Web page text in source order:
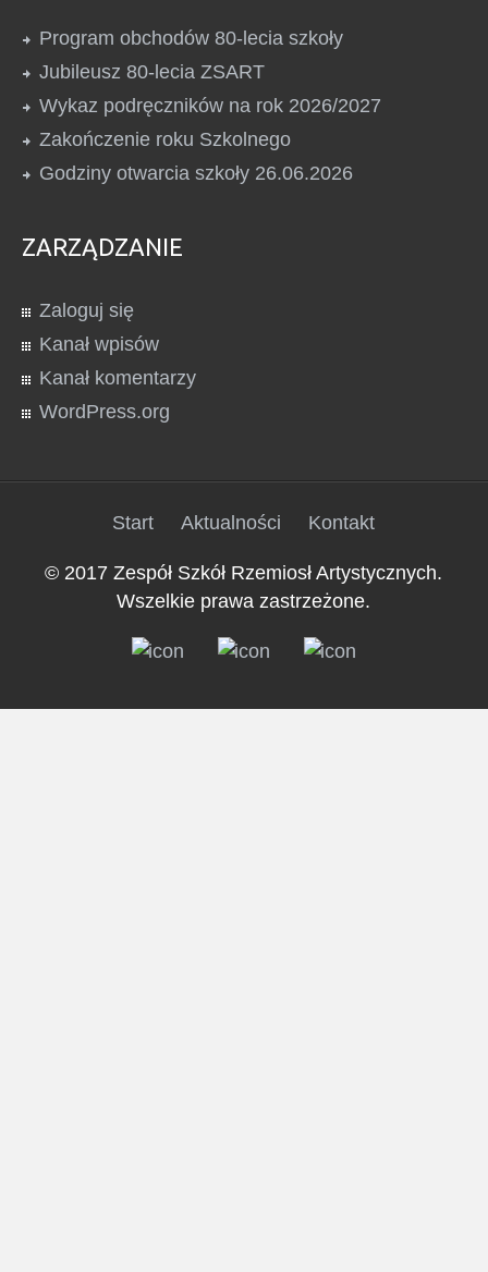
Program obchodów 80-lecia szkoły
Jubileusz 80-lecia ZSART
Wykaz podręczników na rok 2026/2027
Zakończenie roku Szkolnego
Godziny otwarcia szkoły 26.06.2026
ZARZĄDZANIE
Zaloguj się
Kanał wpisów
Kanał komentarzy
WordPress.org
Start Aktualności Kontakt
© 2017 Zespół Szkół Rzemiosł Artystycznych.
Wszelkie prawa zastrzeżone.